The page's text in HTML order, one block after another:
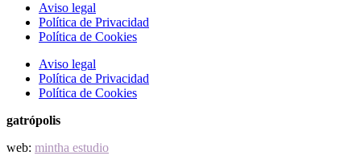
Aviso legal
Política de Privacidad
Política de Cookies
Aviso legal
Política de Privacidad
Política de Cookies
gatrópolis
web: mintha estudio